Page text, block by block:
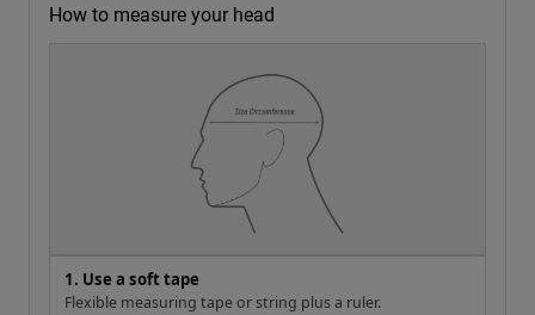
How to measure your head
1. Use a soft tape
Flexible measuring tape or string plus a ruler.